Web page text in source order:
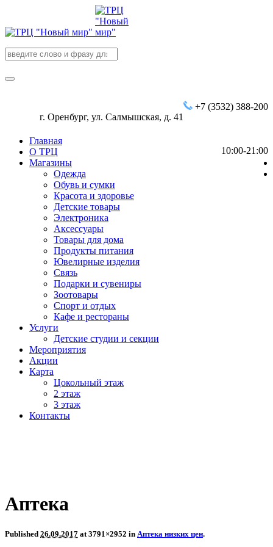
+7 (3532) 388-200
г. Оренбург, ул. Салмышская, д. 41
10:00-21:00
Главная
О ТРЦ
Магазины
Одежда
Обувь и сумки
Красота и здоровье
Детские товары
Электроника
Аксессуары
Товары для дома
Продукты питания
Ювелирные изделия
Связь
Подарки и сувениры
Зоотовары
Спорт и отдых
Кафе и рестораны
Услуги
Детские студии и секции
Мероприятия
Акции
Карта
Цокольный этаж
2 этаж
3 этаж
Контакты
Аптека
Published 26.09.2017 at 3791×2952 in Аптека низких цен.